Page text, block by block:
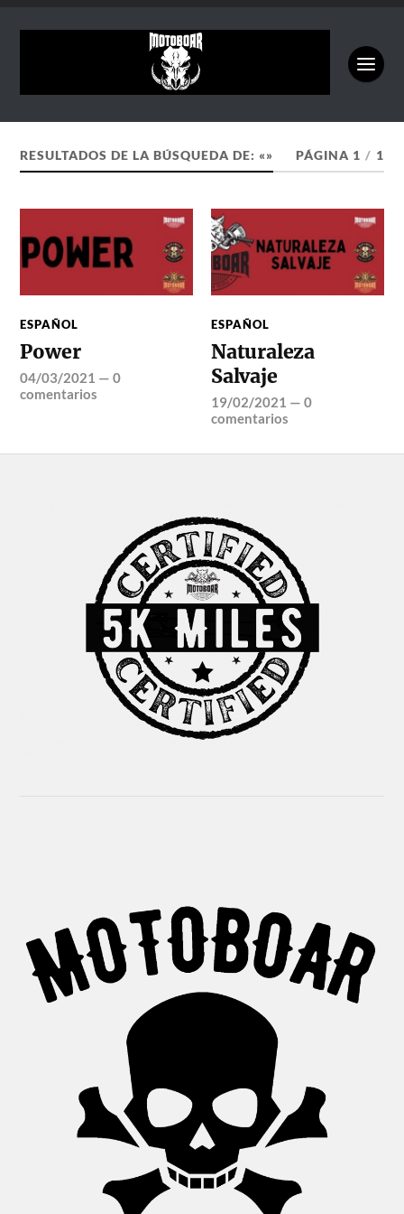
RESULTADOS DE LA BÚSQUEDA DE: «» PÁGINA 1 / 1
ESPAÑOL
Power
04/03/2021 —0
comentarios
ESPAÑOL
Naturaleza
Salvaje
19/02/2021 —0
comentarios